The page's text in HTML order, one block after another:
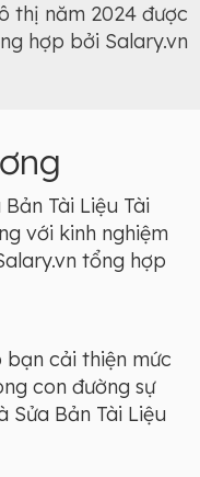
thị năm 2024 được
hợp bởi Salary.vn
Tài Liệu Tài
với kinh nghiệm
tổng hợp
cải thiện mức
con đường sự
Bản Tài Liệu